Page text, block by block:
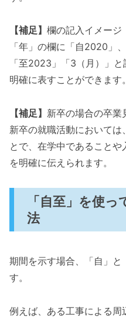
【補足】 欄の記入イメージ
「年」の欄に「自2020」
「至2023」「3（月）」
明確に表すことができます。
【補足】 新卒の場合の卒業
新卒の就職活動においては
とで、在学中であること
を明確に伝えられます。
「自至」を使
法
期間を示す場合、「自」と
す。
例えば、ある工事による